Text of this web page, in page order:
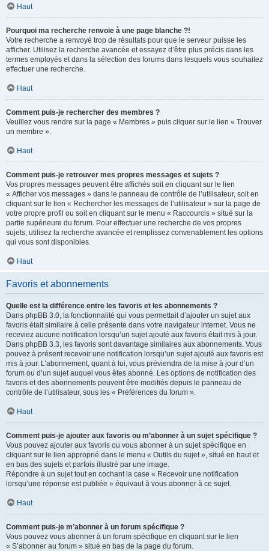
Haut
Pourquoi ma recherche renvoie à une page blanche ?!
Votre recherche a renvoyé trop de résultats pour que le serveur puisse les
afficher. Utilisez la recherche avancée et essayez d’être plus précis dans les
termes employés et dans la sélection des forums dans lesquels vous souhaitez
effectuer une recherche.
Haut
Comment puis-je rechercher des membres ?
Veuillez vous rendre sur la page « Membres » puis cliquer sur le lien « Trouver
un membre ».
Haut
Comment puis-je retrouver mes propres messages et sujets ?
Vos propres messages peuvent être affichés soit en cliquant sur le lien
« Afficher vos messages » dans le panneau de contrôle de l’utilisateur, soit en
cliquant sur le lien « Rechercher les messages de l’utilisateur » sur la page de
votre propre profil ou soit en cliquant sur le menu « Raccourcis » situé sur la
partie supérieure du forum. Pour effectuer une recherche de vos propres
sujets, utilisez la recherche avancée et remplissez convenablement les options
qui vous sont disponibles.
Haut
Favoris et abonnements
Quelle est la différence entre les favoris et les abonnements ?
Dans phpBB 3.0, la fonctionnalité qui vous permettait d’ajouter un sujet aux
favoris était similaire à celle présente dans votre navigateur internet. Vous ne
receviez aucune notification lorsqu’un sujet ajouté aux favoris était mis à jour.
Dans phpBB 3.3, les favoris sont davantage similaires aux abonnements. Vous
pouvez à présent recevoir une notification lorsqu’un sujet ajouté aux favoris est
mis à jour. L’abonnement, quant à lui, vous préviendra de la mise à jour d’un
forum ou d’un sujet auquel vous êtes abonné. Les options de notification des
favoris et des abonnements peuvent être modifiés depuis le panneau de
contrôle de l’utilisateur, sous les « Préférences du forum ».
Haut
Comment puis-je ajouter aux favoris ou m’abonner à un sujet spécifique ?
Vous pouvez ajouter aux favoris ou vous abonner à un sujet spécifique en
cliquant sur le lien approprié dans le menu « Outils du sujet », situé en haut et
en bas des sujets et parfois illustré par une image.
Répondre à un sujet tout en cochant la case « Recevoir une notification
lorsqu’une réponse est publiée » équivaut à vous abonner à ce sujet.
Haut
Comment puis-je m’abonner à un forum spécifique ?
Vous pouvez vous abonner à un forum spécifique en cliquant sur le lien
« S’abonner au forum » situé en bas de la page du forum.